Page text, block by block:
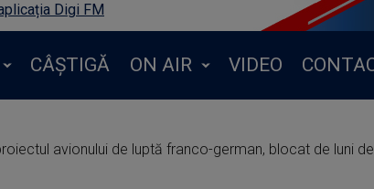
Digi FM
CÂȘTIGĂ ON AIR VIDEO
avionului de luptă franco-german, blocat de luni